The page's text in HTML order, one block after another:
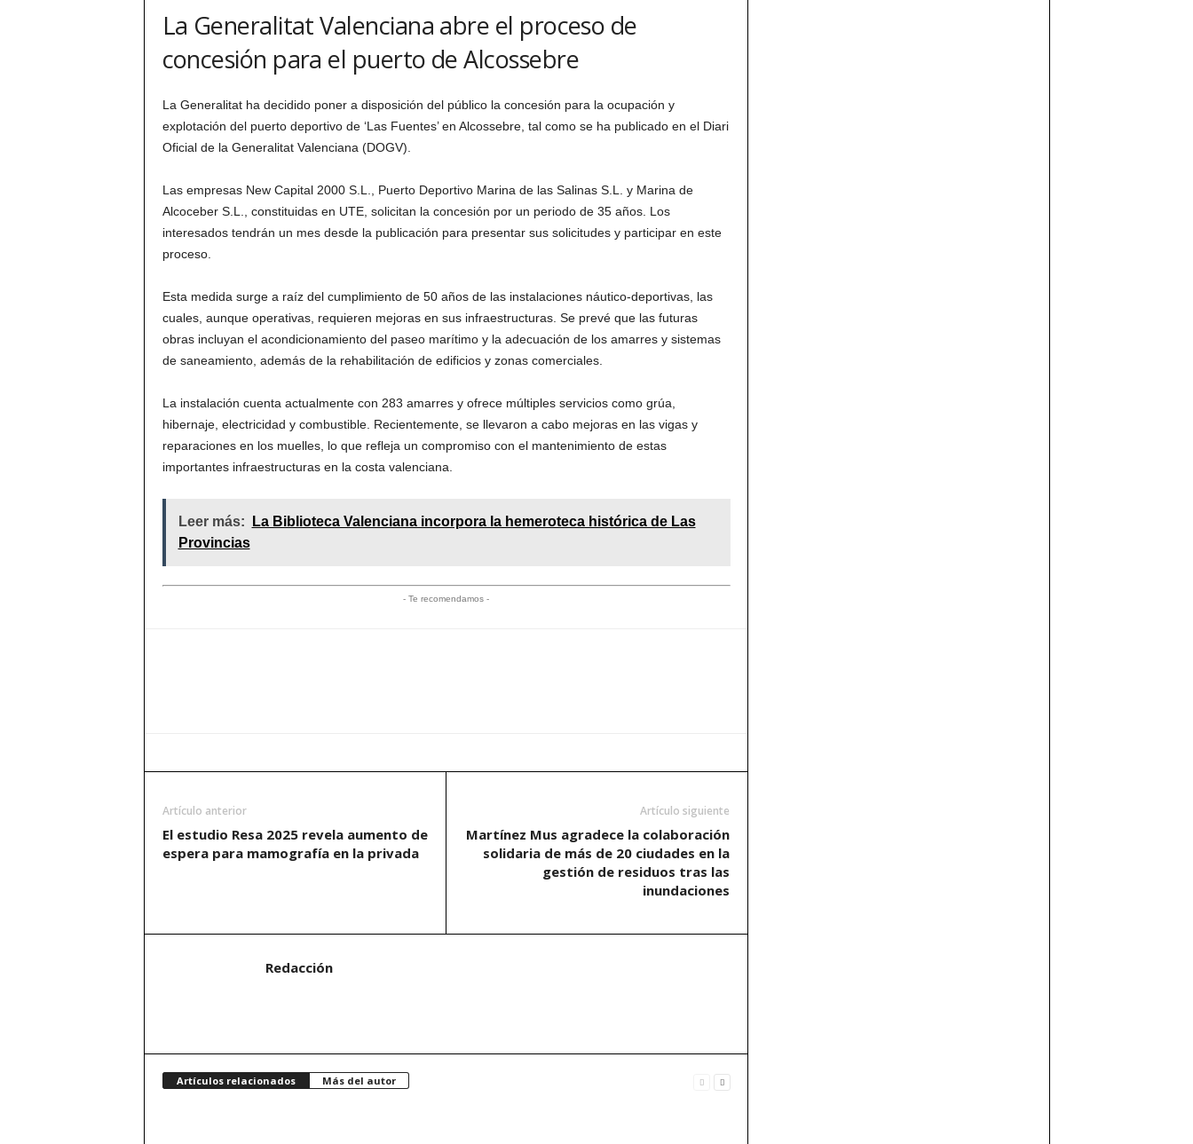
La Generalitat Valenciana abre el proceso de
concesión para el puerto de Alcossebre
La Generalitat ha decidido poner a disposición del público la concesión para la ocupación y
explotación del puerto deportivo de ‘Las Fuentes’ en Alcossebre, tal como se ha publicado en el Diari
Oficial de la Generalitat Valenciana (DOGV).
Las empresas New Capital 2000 S.L., Puerto Deportivo Marina de las Salinas S.L. y Marina de
Alcoceber S.L., constituidas en UTE, solicitan la concesión por un periodo de 35 años. Los
interesados tendrán un mes desde la publicación para presentar sus solicitudes y participar en este
proceso.
Esta medida surge a raíz del cumplimiento de 50 años de las instalaciones náutico-deportivas, las
cuales, aunque operativas, requieren mejoras en sus infraestructuras. Se prevé que las futuras
obras incluyan el acondicionamiento del paseo marítimo y la adecuación de los amarres y sistemas
de saneamiento, además de la rehabilitación de edificios y zonas comerciales.
La instalación cuenta actualmente con 283 amarres y ofrece múltiples servicios como grúa,
hibernaje, electricidad y combustible. Recientemente, se llevaron a cabo mejoras en las vigas y
reparaciones en los muelles, lo que refleja un compromiso con el mantenimiento de estas
importantes infraestructuras en la costa valenciana.
Leer más:
La Biblioteca Valenciana incorpora la hemeroteca histórica de Las
Provincias
- Te recomendamos -
Artículo anterior
El estudio Resa 2025 revela aumento de
espera para mamografía en la privada
Artículo siguiente
Martínez Mus agradece la colaboración
solidaria de más de 20 ciudades en la
gestión de residuos tras las
inundaciones
Redacción
Artículos relacionados Más del autor